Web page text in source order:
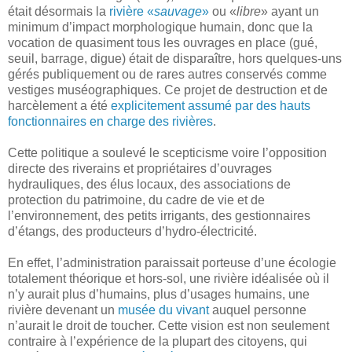
était désormais la rivière «sauvage» ou «libre» ayant un
minimum d’impact morphologique humain, donc que la
vocation de quasiment tous les ouvrages en place (gué,
seuil, barrage, digue) était de disparaître, hors quelques-uns
gérés publiquement ou de rares autres conservés comme
vestiges muséographiques. Ce projet de destruction et de
harcèlement a été explicitement assumé par des hauts
fonctionnaires en charge des rivières.
Cette politique a soulevé le scepticisme voire l’opposition
directe des riverains et propriétaires d’ouvrages
hydrauliques, des élus locaux, des associations de
protection du patrimoine, du cadre de vie et de
l’environnement, des petits irrigants, des gestionnaires
d’étangs, des producteurs d’hydro-électricité.
En effet, l’administration paraissait porteuse d’une écologie
totalement théorique et hors-sol, une rivière idéalisée où il
n’y aurait plus d’humains, plus d’usages humains, une
rivière devenant un musée du vivantauquel personne
n’aurait le droit de toucher. Cette vision est non seulement
contraire à l’expérience de la plupart des citoyens, qui